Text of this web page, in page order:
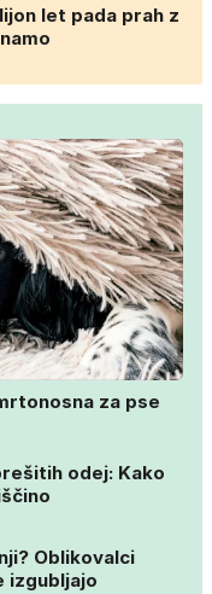
let pada prah z
za pse
odej: Kako
Oblikovalci
izgubljajo